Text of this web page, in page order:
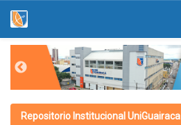
navigation
Repositorio Institucional UniGuairaca